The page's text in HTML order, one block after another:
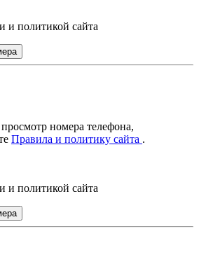
и политикой сайта
номера телефона,
Правила и политику сайта .
и политикой сайта